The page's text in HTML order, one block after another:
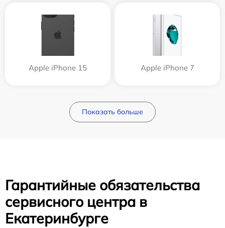
Apple iPhone 15 Apple iPhone 7
Показать больше
Гарантийные обязательства
сервисного центра в
Екатеринбурге